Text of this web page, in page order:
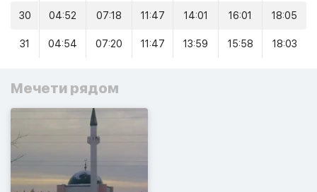
30 04:52 07:18 11:47 14:01 16:01 18:05
31 04:54 07:20 11:47 13:59 15:58 18:03
Мечети рядом